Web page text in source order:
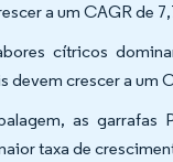
a um CAGR de
cítricos
devem crescer a um
as garrafas
taxa de